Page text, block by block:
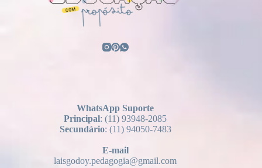
WhatsApp Suporte
Principal: (11) 93948-2085
Secundário: (11) 94050-7483
E-mail
laisgodoy.pedagogia@gmail.com